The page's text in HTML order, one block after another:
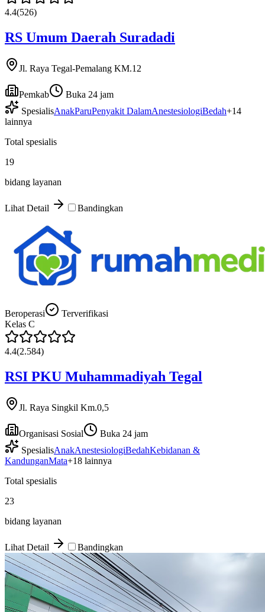
4.4(526)
RS Umum Daerah Suradadi
Jl. Raya Tegal-Pemalang KM.12
Pemkab
Buka 24 jam
SpesialisAnakParuPenyakit DalamAnestesiologiBedah+14
lainnya
Total spesialis
19
bidang layanan
Lihat Detail Bandingkan
Beroperasi
Terverifikasi
Kelas C
4.4(2.584)
RSI PKU Muhammadiyah Tegal
Jl. Raya Singkil Km.0,5
Organisasi Sosial
Buka 24 jam
SpesialisAnakAnestesiologiBedahKebidanan &
KandunganMata+18 lainnya
Total spesialis
23
bidang layanan
Lihat Detail Bandingkan